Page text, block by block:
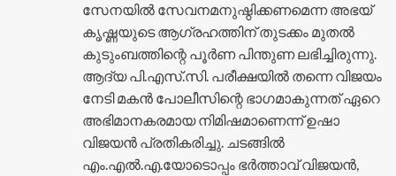
സേനയിൽ സേവനമനുഷ്ഠിക്കണമെന്ന അഭയ്
കൃഷ്ണയുടെ ആഗ്രഹത്തിന് തുടക്കം മുതൽ
കുടുംബത്തിന്റെ പൂർണ പിന്തുണ ലഭിച്ചിരുന്നു.
ആദ്യ പി.എസ്.സി. പരീക്ഷയിൽ തന്നെ വിജയം
നേടി മകൻ പോലീസിന്റെ ഭാഗമാകുന്നത് ഏറെ
അഭിമാനകരമായ നിമിഷമാണെന്ന് ഉഷാ
വിജയൻ പ്രതികരിച്ചു. ചടങ്ങിൽ
എം.എൽ.എ.യോടൊപ്പം ഭർത്താവ് വിജയൻ,